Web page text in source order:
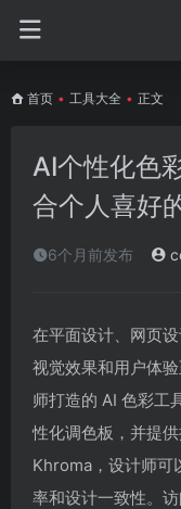
首页 • 工具大全 • 正文
AI个性化色
合个人喜好
6个月前发布
在平面设计、网页
视觉效果和用户体
师打造的 AI 色彩工
性化调色板，并提
Khroma，设计师可
率和设计一致性。